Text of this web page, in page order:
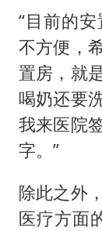
“目前的
不方便，
置房，就
喝奶还要
我来医院
字。”
除此之外
医疗方面